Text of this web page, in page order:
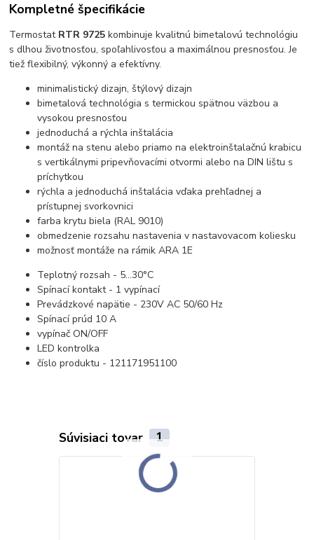
Kompletné špecifikácie
Termostat RTR 9725kombinuje kvalitnú bimetalovú technológiu
s dlhou životnosťou, spoľahlivosťou a maximálnou presnosťou. Je
tiež flexibilný, výkonný a efektívny.
minimalistický dizajn, štýlový dizajn
bimetalová technológia s termickou spätnou väzbou a
vysokou presnosťou
jednoduchá a rýchla inštalácia
montáž na stenu alebo priamo na elektroinštalačnú krabicu
s vertikálnymi pripevňovacími otvormi alebo na DIN lištu s
príchytkou
rýchla a jednoduchá inštalácia vďaka prehľadnej a
prístupnej svorkovnici
farba krytu biela (RAL 9010)
obmedzenie rozsahu nastavenia v nastavovacom koliesku
možnosť montáže na rámik ARA 1E
Teplotný rozsah - 5...30°C
Spínací kontakt - 1 vypínací
Prevádzkové napätie - 230V AC 50/60 Hz
Spínací prúd 10 A
vypínač ON/OFF
LED kontrolka
číslo produktu - 121171951100
Súvisiaci tovar 1